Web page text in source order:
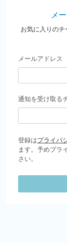
メ
お気に入りの
メールアドレス
通知を受け取る
登録はプライバ
ます。予めプラ
さい。